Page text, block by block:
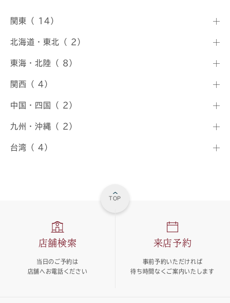
関東（ 14）
北海道・東北（ 2）
東海・北陸（ 8）
関西（ 4）
中国・四国（ 2）
九州・沖縄（ 2）
台湾（ 4）
TOP
店舗検索
当日のご予約は
店舗へお電話ください
来店予約
事前予約いただければ
待ち時間なくご案内いたします